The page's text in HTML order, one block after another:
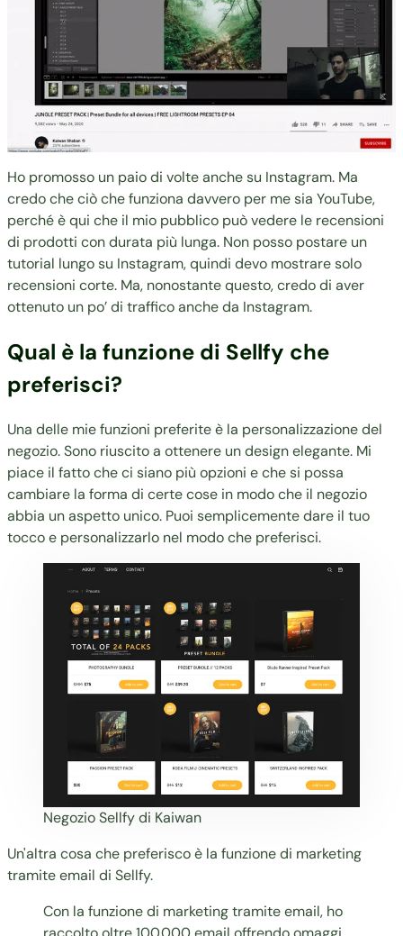
Ho promosso un paio di volte anche su Instagram. Ma
credo che ciò che funziona davvero per me sia YouTube,
perché è qui che il mio pubblico può vedere le recensioni
di prodotti con durata più lunga. Non posso postare un
tutorial lungo su Instagram, quindi devo mostrare solo
recensioni corte. Ma, nonostante questo, credo di aver
ottenuto un po’ di traffico anche da Instagram.
Qual è la funzione di Sellfy che
preferisci?
Una delle mie funzioni preferite è la personalizzazione del
negozio. Sono riuscito a ottenere un design elegante. Mi
piace il fatto che ci siano più opzioni e che si possa
cambiare la forma di certe cose in modo che il negozio
abbia un aspetto unico. Puoi semplicemente dare il tuo
tocco e personalizzarlo nel modo che preferisci.
Negozio Sellfy di Kaiwan
Un'altra cosa che preferisco è la funzione di marketing
tramite email di Sellfy.
Con la funzione di marketing tramite email, ho